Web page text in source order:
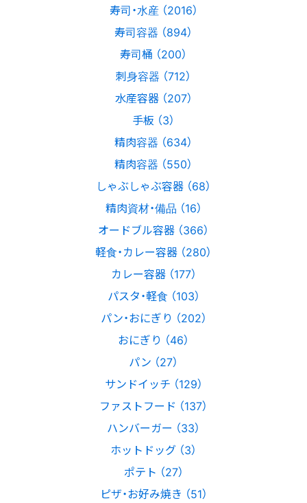
寿司・水産 （2016）
寿司容器 （894）
寿司桶 （200）
刺身容器 （712）
水産容器 （207）
手板 （3）
精肉容器 （634）
精肉容器 （550）
しゃぶしゃぶ容器 （68）
精肉資材・備品 （16）
オードブル容器 （366）
軽食・カレー容器 （280）
カレー容器 （177）
パスタ・軽食 （103）
パン・おにぎり （202）
おにぎり （46）
パン （27）
サンドイッチ （129）
ファストフード （137）
ハンバーガー （33）
ホットドッグ （3）
ポテト （27）
ピザ・お好み焼き （51）